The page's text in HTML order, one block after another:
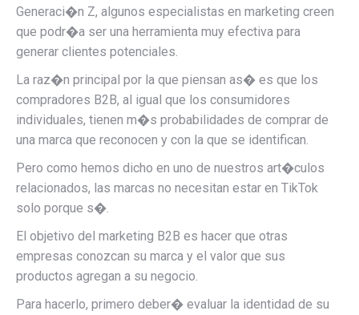
Generaci�n Z, algunos especialistas en marketing creen
que podr�a ser una herramienta muy efectiva para
generar clientes potenciales.
La raz�n principal por la que piensan as� es que los
compradores B2B, al igual que los consumidores
individuales, tienen m�s probabilidades de comprar de
una marca que reconocen y con la que se identifican.
Pero como hemos dicho en uno de nuestros art�culos
relacionados, las marcas no necesitan estar en TikTok
solo porque s�.
El objetivo del marketing B2B es hacer que otras
empresas conozcan su marca y el valor que sus
productos agregan a su negocio.
Para hacerlo, primero deber� evaluar la identidad de su